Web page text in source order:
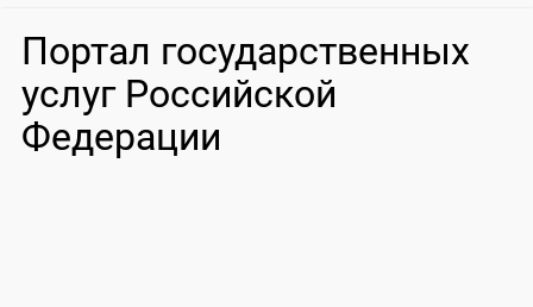
Портал государственных
услуг Российской
Федерации